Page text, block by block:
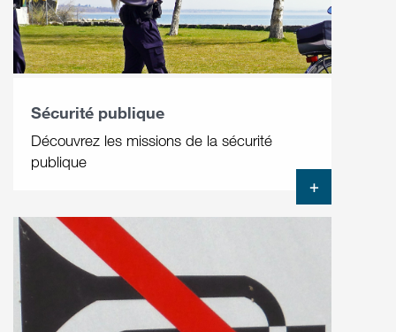
Sécurité publique
Découvrez les missions de la sécurité
publique
+